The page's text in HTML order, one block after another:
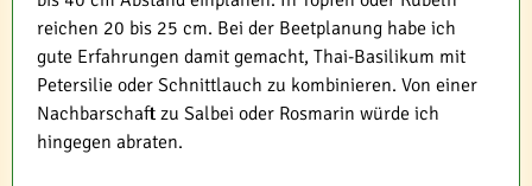
reichen 20 bis 25 cm. Bei der Beetplanung habe ich
gute Erfahrungen damit gemacht, Thai-Basilikum mit
Petersilie oder Schnittlauch zu kombinieren. Von einer
Nachbarschaft zu Salbei oder Rosmarin würde ich
hingegen abraten.